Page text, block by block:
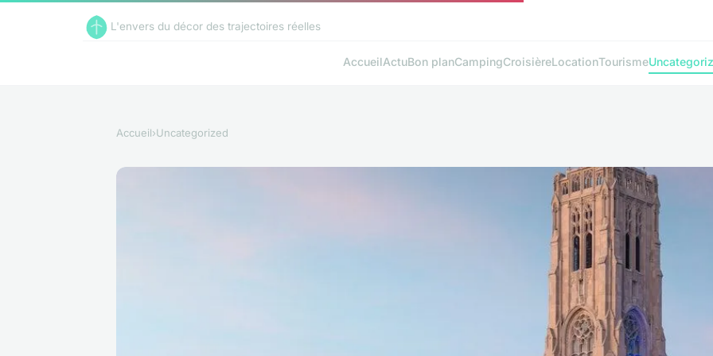
L'envers du décor des trajectoires réelles
AccueilActuBon planCampingCroisièreLocationTourisme
Accueil›Uncategorized